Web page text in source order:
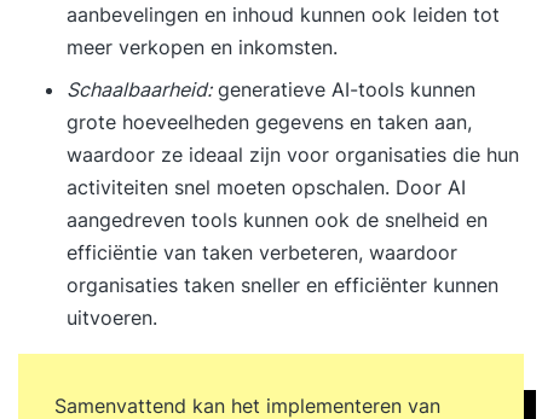
aanbevelingen en inhoud kunnen ook leiden tot
meer verkopen en inkomsten.
Schaalbaarheid:generatieve AI-tools kunnen
grote hoeveelheden gegevens en taken aan,
waardoor ze ideaal zijn voor organisaties die hun
activiteiten snel moeten opschalen. Door AI
aangedreven tools kunnen ook de snelheid en
efficiëntie van taken verbeteren, waardoor
organisaties taken sneller en efficiënter kunnen
uitvoeren.
Samenvattend kan het implementeren van